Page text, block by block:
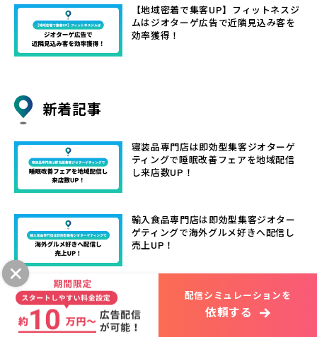
【地域密着で集客UP】フィットネスジ
ムはジオターゲ広告で近隣見込み客を
効率獲得！
新着記事
寝装品専門店は即効型集客ジオターゲ
ティングで睡眠改善フェアを地域配信
し来店数UP！
輸入食品専門店は即効型集客ジオター
ゲティングで海外グルメ好きへ配信し
売上UP！
コーヒー豆専門店は即効型集客ジオタ
ーゲティングで自家焙煎の魅力を地域
配信しリピーター獲得！
配信シミュレーションを
依頼する